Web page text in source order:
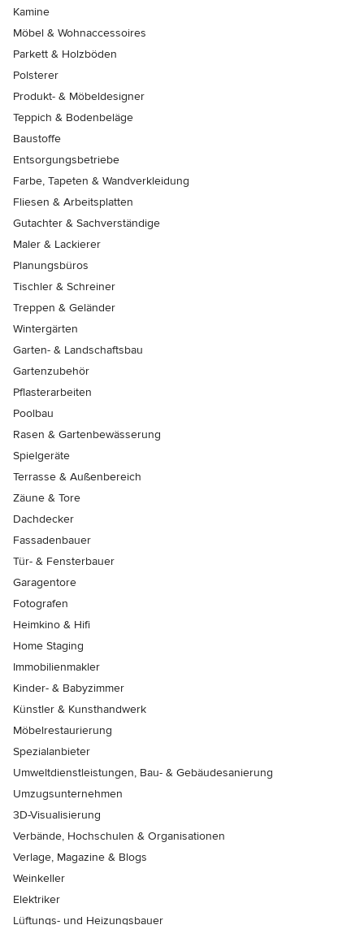
Kamine
Möbel & Wohnaccessoires
Parkett & Holzböden
Polsterer
Produkt- & Möbeldesigner
Teppich & Bodenbeläge
Baustoffe
Entsorgungsbetriebe
Farbe, Tapeten & Wandverkleidung
Fliesen & Arbeitsplatten
Gutachter & Sachverständige
Maler & Lackierer
Planungsbüros
Tischler & Schreiner
Treppen & Geländer
Wintergärten
Garten- & Landschaftsbau
Gartenzubehör
Pflasterarbeiten
Poolbau
Rasen & Gartenbewässerung
Spielgeräte
Terrasse & Außenbereich
Zäune & Tore
Dachdecker
Fassadenbauer
Tür- & Fensterbauer
Garagentore
Fotografen
Heimkino & Hifi
Home Staging
Immobilienmakler
Kinder- & Babyzimmer
Künstler & Kunsthandwerk
Möbelrestaurierung
Spezialanbieter
Umweltdienstleistungen, Bau- & Gebäudesanierung
Umzugsunternehmen
3D-Visualisierung
Verbände, Hochschulen & Organisationen
Verlage, Magazine & Blogs
Weinkeller
Elektriker
Lüftungs- und Heizungsbauer